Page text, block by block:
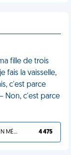
fille de trois
fais la vaisselle,
c'est parce
Non, c'est parce
TU L'AS BIEN MÉRITÉ 4 475